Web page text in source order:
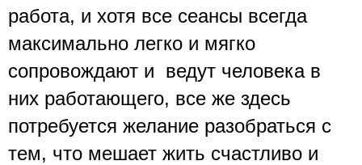
работа, и хотя все сеансы всегда
максимально легко и мягко
сопровождают и  ведут человека в
них работающего, все же здесь
потребуется желание разобраться с
тем, что мешает жить счастливо и